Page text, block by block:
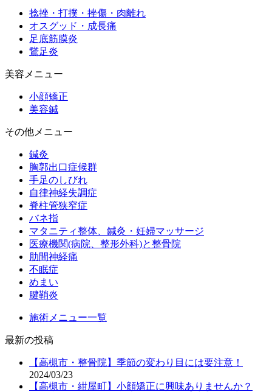
捻挫・打撲・挫傷・肉離れ
オスグッド・成長痛
足底筋膜炎
鵞足炎
美容メニュー
小顔矯正
美容鍼
その他メニュー
鍼灸
胸郭出口症候群
手足のしびれ
自律神経失調症
脊柱管狭窄症
バネ指
マタニティ整体、鍼灸・妊婦マッサージ
医療機関(病院、整形外科)と整骨院
肋間神経痛
不眠症
めまい
腱鞘炎
施術メニュー一覧
最新の投稿
【高槻市・整骨院】季節の変わり目には要注意！
2024/03/23
【高槻市・紺屋町】小顔矯正に興味ありませんか？